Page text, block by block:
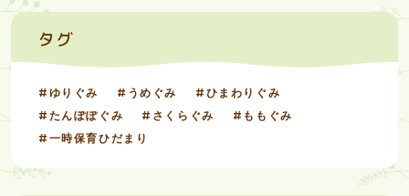
タグ
ゆりぐみ うめぐみ
ひまわりぐみ
たんぽぽぐみ
さくらぐみ
ももぐみ
一時保育ひだまり